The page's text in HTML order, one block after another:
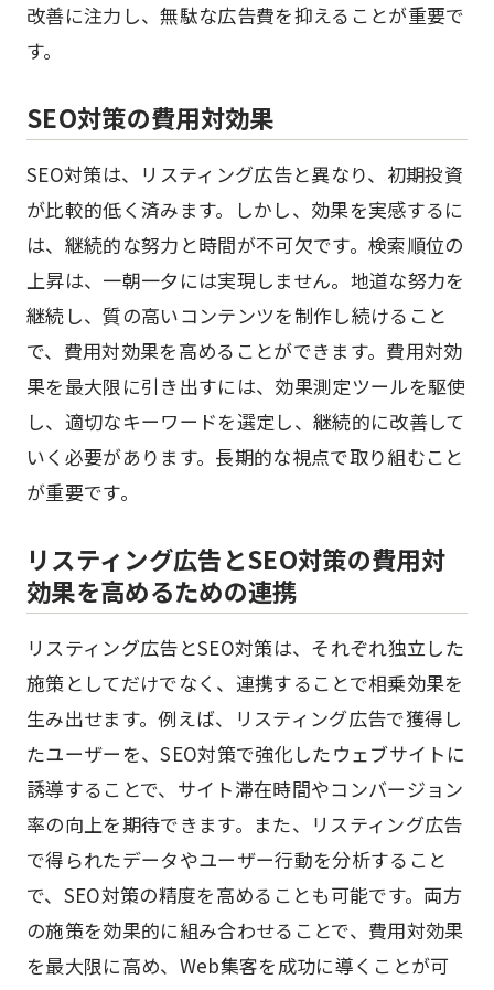
改善に注力し、無駄な広告費を抑えることが重要で
す。
SEO対策の費用対効果
SEO対策は、リスティング広告と異なり、初期投資
が比較的低く済みます。しかし、効果を実感するに
は、継続的な努力と時間が不可欠です。検索順位の
上昇は、一朝一夕には実現しません。地道な努力を
継続し、質の高いコンテンツを制作し続けること
で、費用対効果を高めることができます。費用対効
果を最大限に引き出すには、効果測定ツールを駆使
し、適切なキーワードを選定し、継続的に改善して
いく必要があります。長期的な視点で取り組むこと
が重要です。
リスティング広告とSEO対策の費用対
効果を高めるための連携
リスティング広告とSEO対策は、それぞれ独立した
施策としてだけでなく、連携することで相乗効果を
生み出せます。例えば、リスティング広告で獲得し
たユーザーを、SEO対策で強化したウェブサイトに
誘導することで、サイト滞在時間やコンバージョン
率の向上を期待できます。また、リスティング広告
で得られたデータやユーザー行動を分析すること
で、SEO対策の精度を高めることも可能です。両方
の施策を効果的に組み合わせることで、費用対効果
を最大限に高め、Web集客を成功に導くことが可